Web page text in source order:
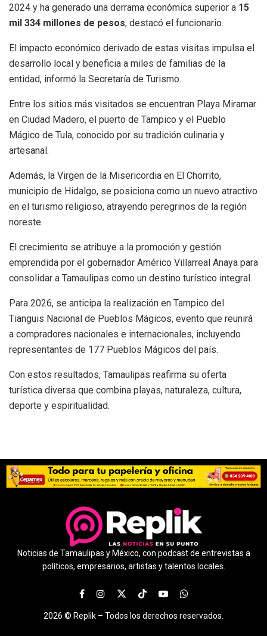
2024 y ha generado una derrama económica superior a 15
mil 334 millones de pesos, destacó el funcionario.
El impacto económico derivado de estas visitas impulsa el
desarrollo local y beneficia a miles de familias de la
entidad, informó la Secretaría de Turismo.
Entre los sitios más visitados se encuentran Playa Miramar
en Ciudad Madero, el puerto de Tampico y el Pueblo
Mágico de Tula, conocido por su tradición culinaria y
artesanal.
Además, la Virgen de la Misericordia en El Chorrito,
municipio de Hidalgo, se posiciona como un nuevo atractivo
en el turismo religioso, atrayendo peregrinos de la región
noreste.
El crecimiento se atribuye a la promoción y gestión
emprendida por el gobernador Américo Villarreal Anaya para
consolidar a Tamaulipas como un destino turístico integral.
Para 2026, se anticipa la realización en Tampico del
Tianguis Nacional de Pueblos Mágicos, evento que reunirá
a compradores nacionales e internacionales, incluyendo
representantes de 177 Pueblos Mágicos del país.
Con estos resultados, Tamaulipas reafirma su oferta
turística diversa que combina playas, naturaleza, cultura,
deporte y espiritualidad.
Noticias de Tamaulipas y México, con podcast de entrevistas a
políticos, empresarios, artistas y talentos locales.
2026 © Replik – Todos los derechos reservados.